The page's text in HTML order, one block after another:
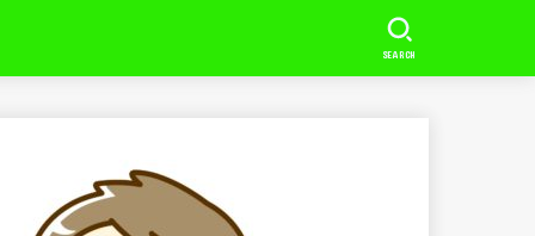
SEARCH